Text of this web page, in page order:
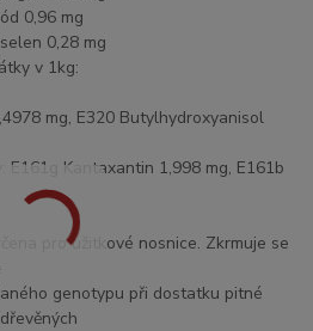
0,96 mg
0,28 mg
v 1kg:
mg, E320 Butylhydroxyanisol
Kantaxantin 1,998 mg, E161b
pro užitkové nosnice. Zkrmuje se
genotypu při dostatku pitné